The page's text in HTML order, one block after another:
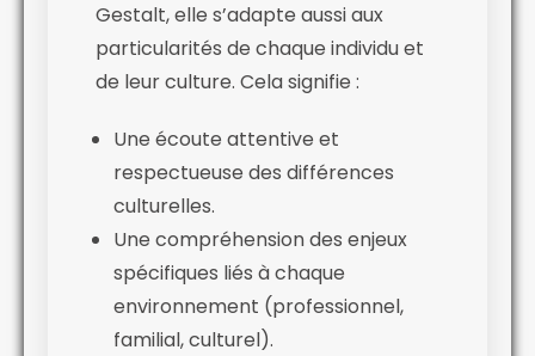
Gestalt, elle s’adapte aussi aux
particularités de chaque individu et
de leur culture. Cela signifie :
Une écoute attentive et
respectueuse des différences
culturelles.
Une compréhension des enjeux
spécifiques liés à chaque
environnement (professionnel,
familial, culturel).